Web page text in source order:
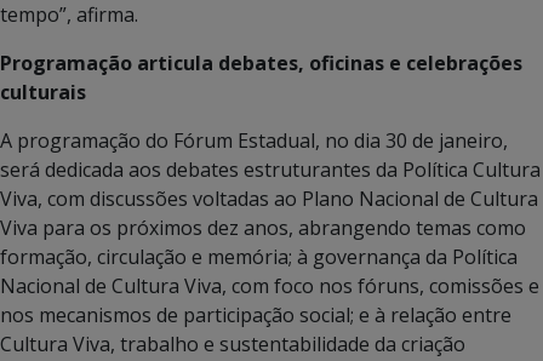
tempo”, afirma.
Programação articula debates, oficinas e celebrações
culturais
A programação do Fórum Estadual, no dia 30 de janeiro,
será dedicada aos debates estruturantes da Política Cultura
Viva, com discussões voltadas ao Plano Nacional de Cultura
Viva para os próximos dez anos, abrangendo temas como
formação, circulação e memória; à governança da Política
Nacional de Cultura Viva, com foco nos fóruns, comissões e
nos mecanismos de participação social; e à relação entre
Cultura Viva, trabalho e sustentabilidade da criação